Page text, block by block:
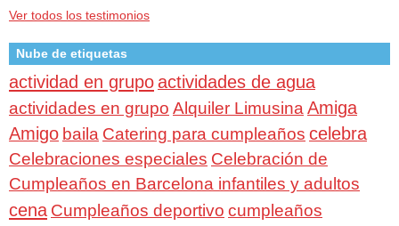
Ver todos los testimonios
Nube de etiquetas
actividad en grupoactividades de agua
actividades en grupo Alquiler Limusina Amiga
Amigo baila Catering para cumpleaños celebra
Celebraciones especiales Celebración de
Cumpleaños en Barcelona infantiles y adultos
cena Cumpleaños deportivo cumpleaños